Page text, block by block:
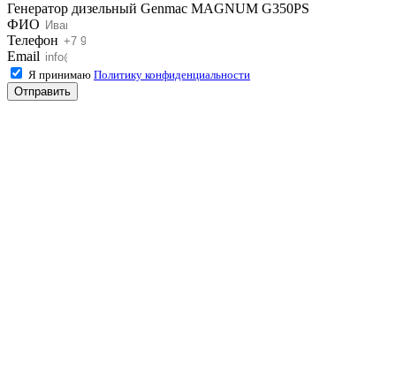
Генератор дизельный Genmac MAGNUM G350PS
ФИО
Телефон
Email
Я принимаю Политику конфиденциальности
Отправить